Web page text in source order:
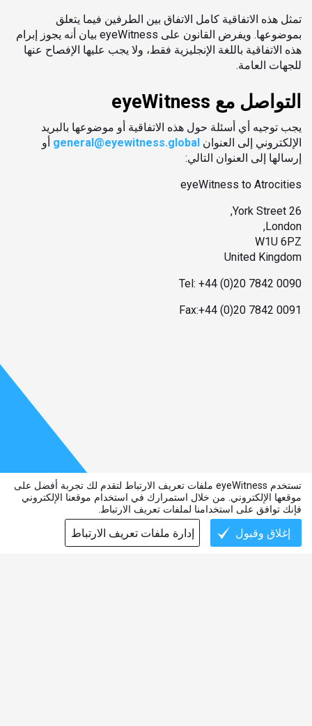
تستخدم eyeWitness ملفات تعريف الارتباط لتقدم لك تجربة أفضل على
موقعها الإلكتروني. من خلال استمرارك في استخدام موقعنا الإلكتروني
فإنك توافق على استخدامنا لملفات تعريف الارتباط.
إغلاق وقبول إدارة ملفات تعريف الارتباط
تمثل هذه الاتفاقية كامل الاتفاق بين الطرفين فيما يتعلق
بموضوعها. ويفرض القانون على eyeWitness بيان أنه يجوز إبرام
هذه الاتفاقية باللغة الإنجليزية فقط، ولا يجب عليها الإفصاح عنها
للجهات العامة.
التواصل مع eyeWitness
يجب توجيه أي أسئلة حول هذه الاتفاقية أو موضوعها بالبريد
الإلكتروني إلى العنوان general@eyewitness.global أو
إرسالها إلى العنوان التالي:
eyeWitness to Atrocities
26 York Street,
London,
W1U 6PZ
United Kingdom
Tel: +44 (0)20 7842 0090
Fax:+44 (0)20 7842 0091